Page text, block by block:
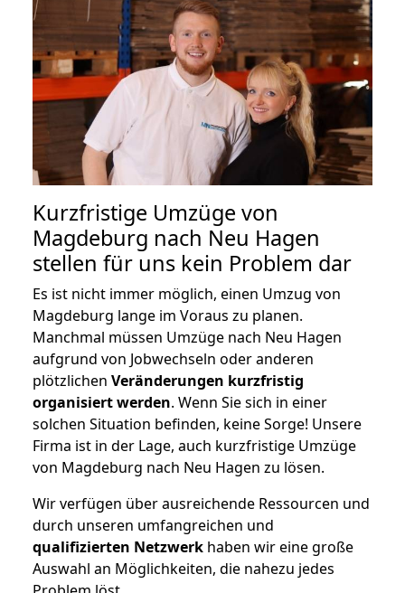
Kurzfristige Umzüge von
Magdeburg nach Neu Hagen
stellen für uns kein Problem dar
Es ist nicht immer möglich, einen Umzug von
Magdeburg lange im Voraus zu planen.
Manchmal müssen Umzüge nach Neu Hagen
aufgrund von Jobwechseln oder anderen
plötzlichen Veränderungen kurzfristig
organisiert werden. Wenn Sie sich in einer
solchen Situation befinden, keine Sorge! Unsere
Firma ist in der Lage, auch kurzfristige Umzüge
von Magdeburg nach Neu Hagen zu lösen.
Wir verfügen über ausreichende Ressourcen und
durch unseren umfangreichen und
qualifizierten Netzwerk haben wir eine große
Auswahl an Möglichkeiten, die nahezu jedes